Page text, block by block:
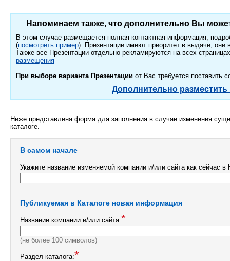
Напоминаем также, что дополнительно Вы
В этом случае размещается полная контактная информация,
(посмотреть пример). Презентации имеют приоритет в выдаче,
Также все Презентации отдельно рекламируются на всех
размещения
При выборе варианта Презентации от Вас требуется поставить
Дополнительно
Ниже представлена форма для заполнения в случае изменения
каталоге.
В самом начале
Укажите название изменяемой компании и/или сайта как сейчас в
Публикуемая в Каталоге новая информация
Название компании и/или сайта:*
(не более 100 символов)
Раздел каталога:*